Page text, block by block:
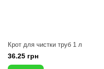
Крот для чистки труб 1 л
36.25 грн